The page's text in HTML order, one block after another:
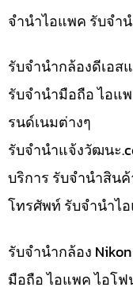
จำนำไอแพค รับจำ
รับจำนำกล้องดีเอส
รับจำนำมือถือ ไอแ
รนด์เนมต่างๆ
รับจํานําแจ้งวัฒนะ
บริการ รับจำนำสิน
โทรศัพท์ รับจำนำไ
รับจำนำกล้อง
มือถือ ไอแพค ไอโ